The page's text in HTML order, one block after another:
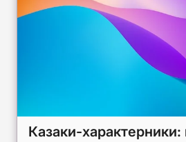
Казаки-характерники: